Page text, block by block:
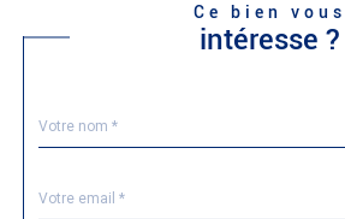
Ce bien vous
intéresse ?
par
*
*